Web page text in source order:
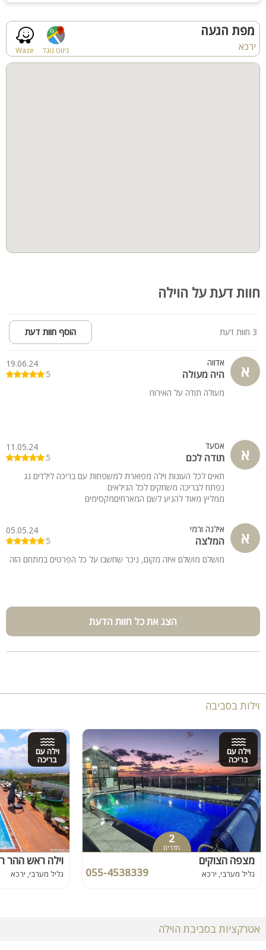
בריכה (מחוממת בחורף) 50 מטר מרובע
בריכת ילדים (מחוממת בחורף) ופעוטות
הבריכות מגודרות ובטיחותיות + 2 מפלי מים
עם גג נפתח ונסגר (מתאים לכל עונות השנה) מעל שתי הבריכות.
המתחם מושלם לנופש משפחות, קבוצות, ימי כיף וגיבוש
Waze ניווט גוגל
מפת הגעה
ירכא
חוות דעת על הוילה
3 חוות דעת הוסף חוות דעת
א אדווה
היה מעולה
19.06.24
5
מעולה תודה על האירוח
א אסעד
תודה לכם
11.05.24
5
תאים לכל העונות וילה מפוארת למשפחות עם בריכה לילדים גג
נפתח לבריכה משחקים לכל הגילאים
ממליץ מאוד להגיע לשם המארחיםמקסימים
א אילנה ורמי
המלצה
05.05.24
5
מושלם מושלם איזה מקום, ניכר שחשבו על כל הפרטים במתחם הזה
הצג את כל חוות הדעת
וילות בסביבה
וילה עם
בריכה
2
חדרים
מצפה הצוקים
גליל מערבי, ירכא 055-4538339
וילה עם
בריכה
וילה ראש ההר
גליל מערבי, ירכא
אטרקציות בסביבת הוילה